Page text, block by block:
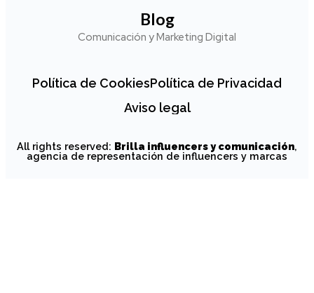
Blog
Comunicación y Marketing Digital
Política de CookiesPolítica de Privacidad
Aviso legal
All rights reserved: Brilla influencers y comunicación,
agencia de representación de influencers y marcas